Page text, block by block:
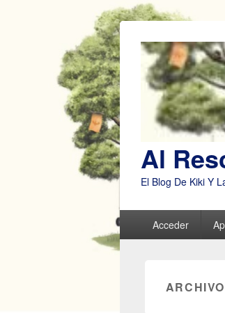
Al
El Blog De Kiki Y
Menú
principalAcceder